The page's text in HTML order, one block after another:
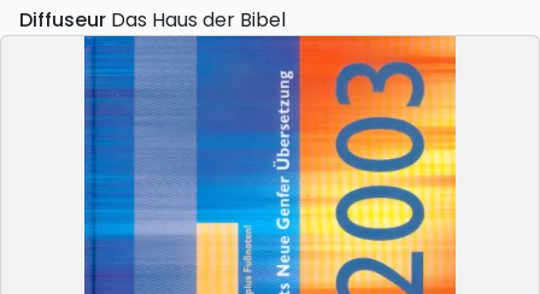
Diffuseur Das Haus der Bibel